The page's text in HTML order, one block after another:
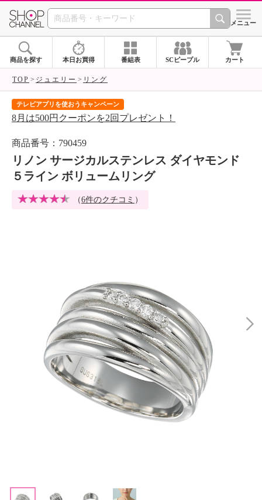
SHOP CHANNEL シメニュー
商品を探す 本日お買得 番組表 SCピープル カート
TOP ジュエリー リング
テレビアプリを使おうキャンペーン
8月は500円クーポンを2回プレゼント！
商品番号：790459
リノン サージカルステンレス ダイヤモンド
５ライン ボリュームリング
（6件のクチコミ ）